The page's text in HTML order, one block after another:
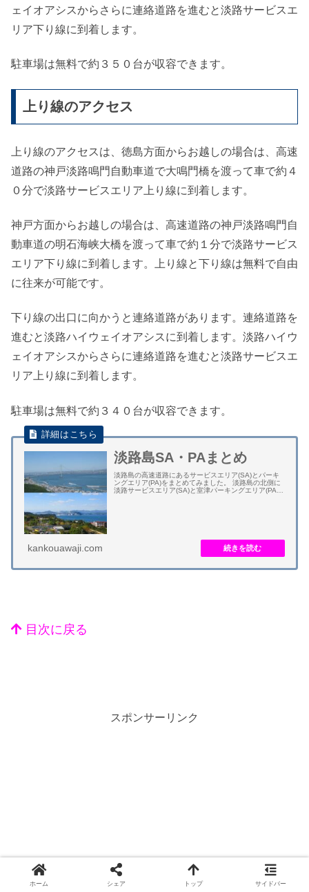
ェイオアシスからさらに連絡道路を進むと淡路サービスエ
リア下り線に到着します。
駐車場は無料で約３５０台が収容できます。
上り線のアクセス
上り線のアクセスは、徳島方面からお越しの場合は、高速
道路の神戸淡路鳴門自動車道で大鳴門橋を渡って車で約４
０分で淡路サービスエリア上り線に到着します。
神戸方面からお越しの場合は、高速道路の神戸淡路鳴門自
動車道の明石海峡大橋を渡って車で約１分で淡路サービス
エリア下り線に到着します。上り線と下り線は無料で自由
に往来が可能です。
下り線の出口に向かうと連絡道路があります。連絡道路を
進むと淡路ハイウェイオアシスに到着します。淡路ハイウ
ェイオアシスからさらに連絡道路を進むと淡路サービスエ
リア上り線に到着します。
駐車場は無料で約３４０台が収容できます。
淡路島SA・PAまとめ
淡路島の高速道路にあるサービスエリア(SA)とパーキ
ングエリア(PA)をまとめてみました。 淡路島の北側に
淡路サービスエリア(SA)と室津パーキングエリア(PA)
kankouawaji.com
目次に戻る
スポンサーリンク
ホーム シェア トップ サイドバー